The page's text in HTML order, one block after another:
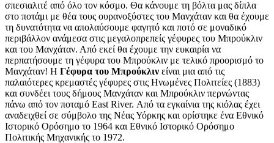
σπεσιαλιτέ από όλο τον κόσμο. Θα κάνουμε τη βόλτα μας δίπλα
στο ποτάμι με θέα τους ουρανοξύστες του Μανχάταν και θα έχουμε
τη δυνατότητα να απολαύσουμε φαγητό και ποτό σε μοναδικό
περιβάλλον ανάμεσα στις μεγαλοπρεπείς γέφυρες του Μπρούκλιν
και του Μανχάταν. Από εκεί θα έχουμε την ευκαιρία να
περπατήσουμε τη γέφυρα του Μπρούκλιν με τελικό προορισμό το
Μανχάταν! Η Γέφυρα του Μπρούκλιν είναι μια από τις
παλαιότερες κρεμαστές γέφυρες στις Ηνωμένες Πολιτείες (1883)
και συνδέει τους δήμους Μανχάταν και Μπρούκλιν περνώντας
πάνω από τον ποταμό East River. Από τα εγκαίνια της κιόλας έχει
αναδειχθεί σε σύμβολο της Νέας Υόρκης και ορίστηκε ένα Εθνικό
Ιστορικό Ορόσημο το 1964 και Εθνικό Ιστορικό Ορόσημο
Πολιτικής Μηχανικής το 1972.